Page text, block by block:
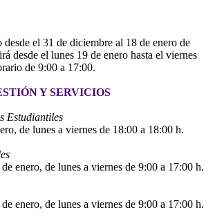
desde el 31 de diciembre al 18 de enero de
desde el lunes 19 de enero hasta el viernes
de 9:00 a 17:00.
Y SERVICIOS
Estudiantiles
de lunes a viernes de 18:00 a 18:00 h.
enero, de lunes a viernes de 9:00 a 17:00 h.
enero, de lunes a viernes de 9:00 a 17:00 h.